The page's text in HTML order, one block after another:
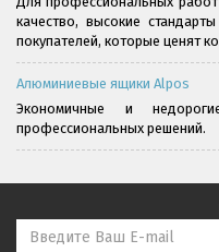
качество, высокие
покупателей, которые ценят
Алюминиевые ящики Alpos
Экономичные и
профессиональных решений.